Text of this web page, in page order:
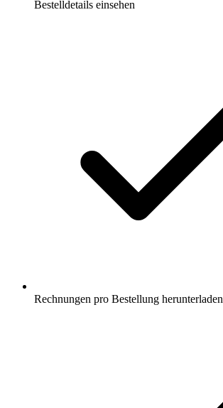
Bestelldetails einsehen
Rechnungen pro Bestellung herunterladen